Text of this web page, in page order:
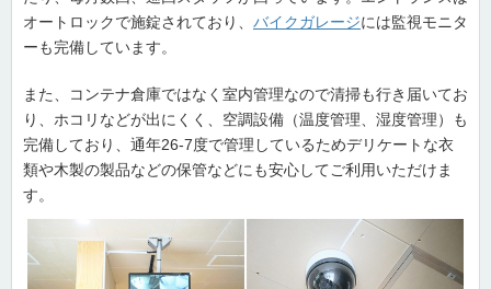
オートロックで施錠されており、 バイクガレージには監視モニタ
ーも完備しています。
また、コンテナ倉庫ではなく室内管理なので清掃も行き届いてお
り、ホコリなどが出にくく、空調設備（温度管理、湿度管理）も
完備しており、通年26-7度で管理しているためデリケートな衣
類や木製の製品などの保管などにも安心してご利用いただけま
す。